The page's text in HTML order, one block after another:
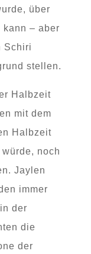
über
kann – aber
Schiri
stellen.
Halbzeit
mit dem
Halbzeit
noch
Jaylen
immer
der
die
der